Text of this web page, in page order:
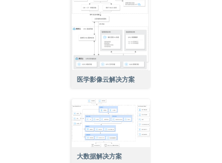
医学影像云解决方案
大数据解决方案